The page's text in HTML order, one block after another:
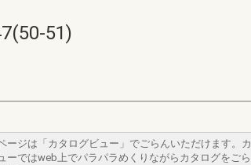
51)
ージは「カタログビュー」でごらんいただけます。カ
ーではweb上でパラパラめくりながらカタログをごら